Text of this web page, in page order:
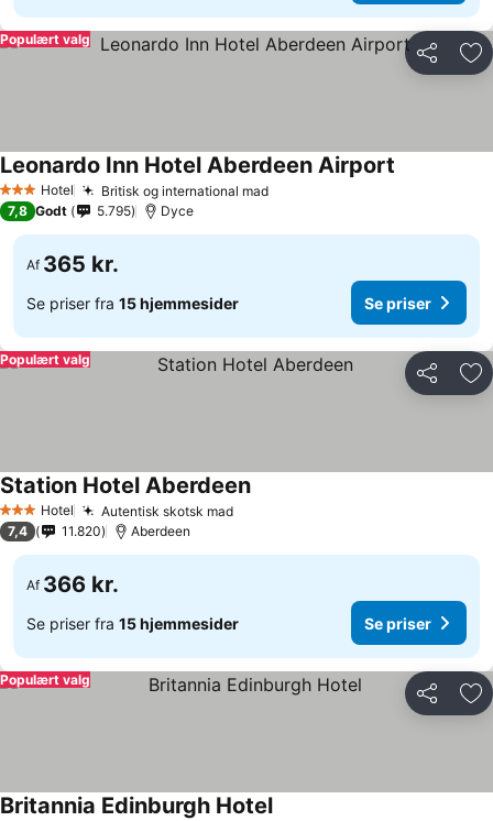
Del
Populært valg
3 StjernerHotel Britisk og international mad
Leonardo Inn Hotel Aberdeen Airport
7,8 Godt 5.795 Dyce
Af 365 kr.
Se priser fra 15 hjemmesider Se priser
Del
Populært valg
3 StjernerHotel Autentisk skotsk mad
Station Hotel Aberdeen
7,4 11.820 Aberdeen
Af 366 kr.
Se priser fra 15 hjemmesider Se priser
Del
Populært valg
Britannia Edinburgh Hotel